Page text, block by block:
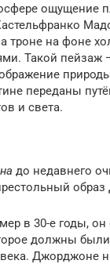
ощущение
троне на фоне
Такой пейзаж
переданы
и света.
до недавнего
в 30-е годы, он
должны
Джорджоне